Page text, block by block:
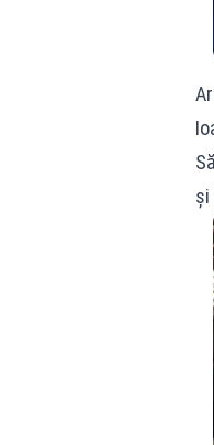
și